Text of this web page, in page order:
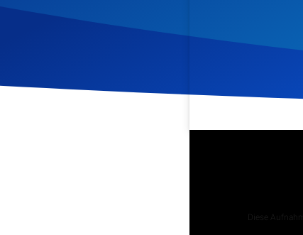
Diese